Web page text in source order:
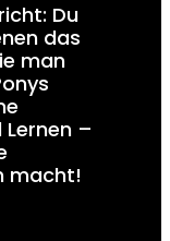
Du
das
man
Lernen –
macht!